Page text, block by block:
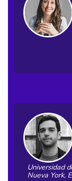
Universidad
Nueva York,